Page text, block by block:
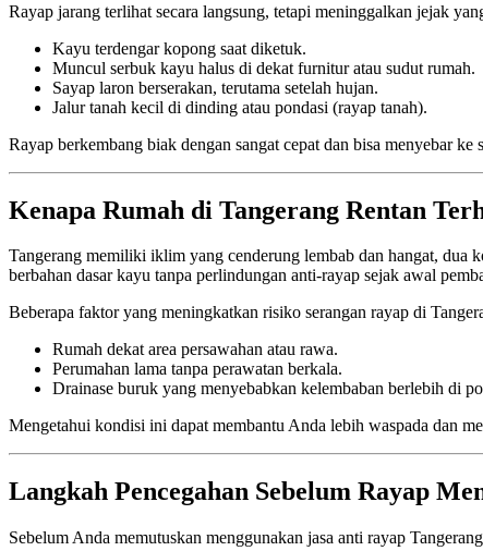
Rayap jarang terlihat secara langsung, tetapi meninggalkan jejak
Kayu terdengar kopong saat diketuk.
Muncul serbuk kayu halus di dekat furnitur atau sudut rumah.
Sayap laron berserakan, terutama setelah hujan.
Jalur tanah kecil di dinding atau pondasi (rayap tanah).
Rayap berkembang biak dengan sangat cepat dan bisa menyebar
Kenapa Rumah di Tangerang Rentan
Tangerang memiliki iklim yang cenderung lembab dan hangat, dua
berbahan dasar kayu tanpa perlindungan anti-rayap sejak awal
Beberapa faktor yang meningkatkan risiko serangan rayap di
Rumah dekat area persawahan atau rawa.
Perumahan lama tanpa perawatan berkala.
Drainase buruk yang menyebabkan kelembaban berlebih di
Mengetahui kondisi ini dapat membantu Anda lebih waspada dan
Langkah Pencegahan Sebelum Rayap
Sebelum Anda memutuskan menggunakan jasa anti rayap